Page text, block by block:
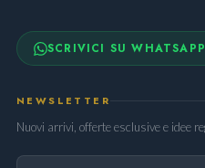
SCRIVICI SU WHATSAPP
NEWSLETTER
Nuovi arrivi, offerte esclusive e idee